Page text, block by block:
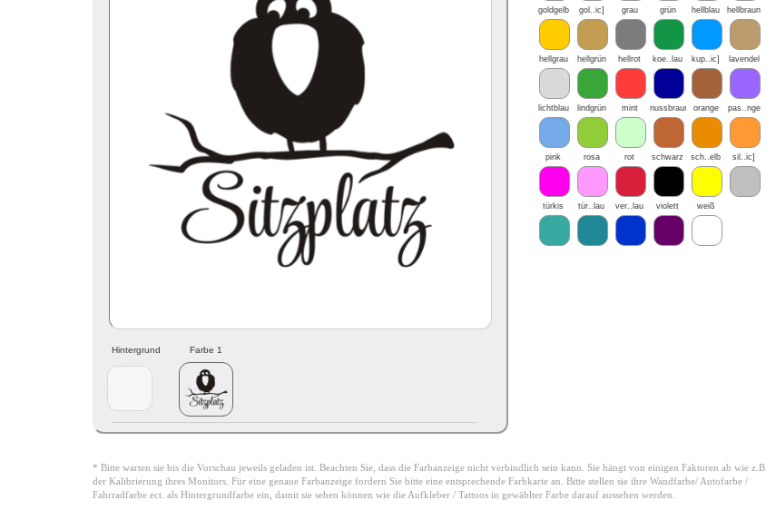
Hintergrund Farbe 1
goldgelb gol..ic] grau grün hellblau hellbraun
hellgrau hellgrün hellrot koe..lau kup..ic] lavendel
lichtblau lindgrün mint nussbraun orange pas..nge
pink rosa rot schwarz sch..elb sil..ic]
türkis tür..lau ver..lau violett weiß
* Bitte warten sie bis die Vorschau jeweils geladen ist. Beachten Sie, dass die Farbanzeige nicht verbindlich sein kann. Sie hängt von einigen Faktoren ab wie z.B.
der Kalibrierung ihres Monitors. Für eine genaue Farbanzeige fordern Sie bitte eine entsprechende Farbkarte an. Bitte stellen sie ihre Wandfarbe/ Autofarbe /
Fahrradfarbe ect. als Hintergrundfarbe ein, damit sie sehen können wie die Aufkleber / Tattoos in gewählter Farbe darauf aussehen werden.